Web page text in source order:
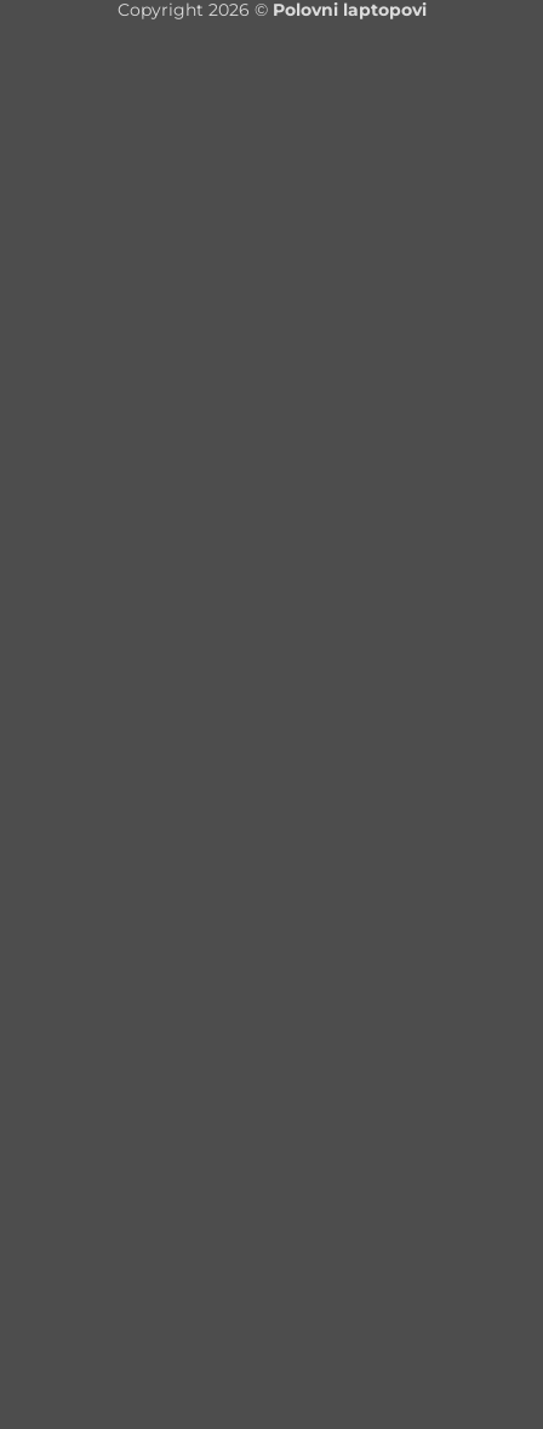
bila:
€720.00.
Copyright 2026 © Polovni laptopovi